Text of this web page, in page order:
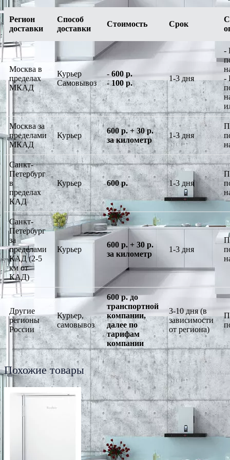
Регион
доставки
Способ
доставки
Стоимость Срок
Москва в
пределах
МКАД
Курьер
Самовывоз
- 600 р.
-100 р.
1-3 дня
-
-
Москва за
пределами
МКАД
Курьер
600 р. + 30 р.
за километр
1-3 дня
Санкт-
Петербург
в
пределах
КАД
Курьер 600 р. 1-3 дня
Санкт-
Петербург
за
пределами
КАД (2-5
км от
КАД)
Курьер
600 р. + 30 р.
за километр
1-3 дня
Другие
регионы
России
Курьер,
самовывоз
600 р. до
транспортной
компании,
далее по
тарифам
компании
3-10 дня (в
зависимости
от региона)
Похожие товары